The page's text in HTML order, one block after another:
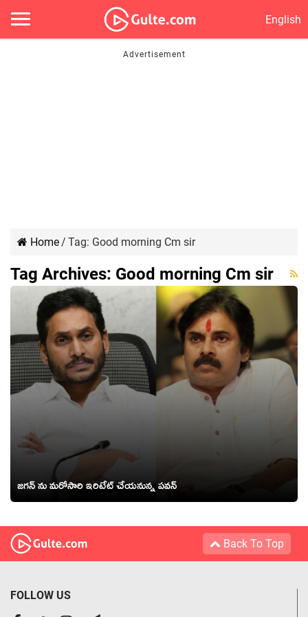
English
Home/ Tag: Good morning Cm sir
Tag Archives: Good morning Cm sir
జగన్ ను మరోసారి ఇరిటేట్ చేయనున్న పవన్
Back To Top
FOLLOW US